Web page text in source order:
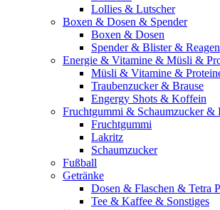
Lollies & Lutscher
Boxen & Dosen & Spender
Boxen & Dosen
Spender & Blister &
Energie & Vitamine & Müsli &
Müsli & Vitamine &
Traubenzucker & Brause
Engergy Shots & Koffein
Fruchtgummi & Schaumzucker &
Fruchtgummi
Lakritz
Schaumzucker
Fußball
Getränke
Dosen & Flaschen & Tetra
Tee & Kaffee & Sonstiges